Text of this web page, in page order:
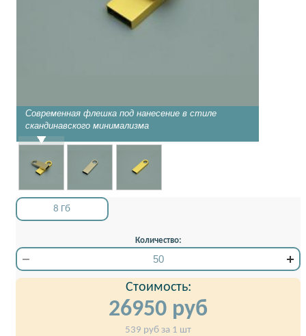
Современная флешка под нанесение в стиле
скандинавского минимализма
8 Гб
Количество:
Стоимость:
26950 руб
539 руб за 1 шт